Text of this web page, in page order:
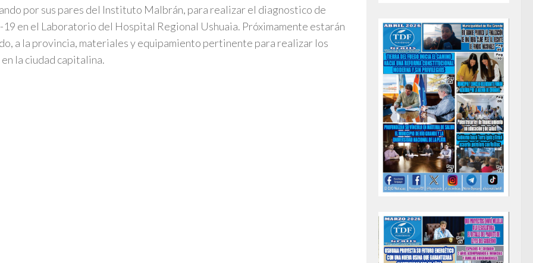
por sus pares del Instituto Malbrán, para realizar el diagnostico de
en el Laboratorio del Hospital Regional Ushuaia. Próximamente estarán
a la provincia, materiales y equipamiento pertinente para realizar los
la ciudad capitalina.